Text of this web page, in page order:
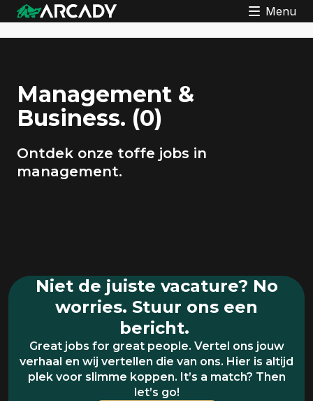
Menu
Management &
Business. (0)
Ontdek onze toffe jobs in
management.
Niet de juiste vacature? No
worries. Stuur ons een
bericht.
Great jobs for great people. Vertel ons jouw
verhaal en wij vertellen die van ons. Hier is altijd
plek voor slimme koppen. It’s a match? Then
let’s go!